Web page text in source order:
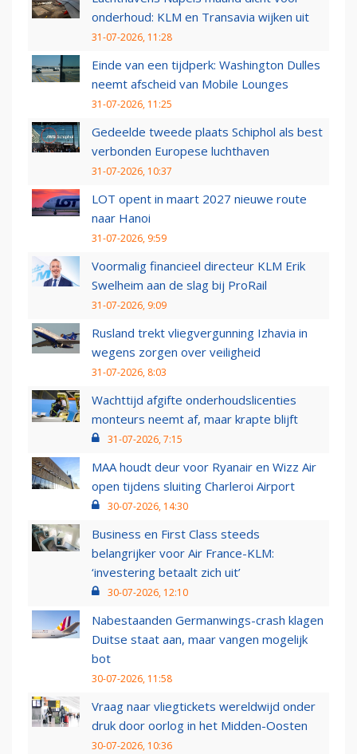
onderhoud: KLM en Transavia wijken uit
31-07-2026, 11:28
Einde van een tijdperk: Washington Dulles
neemt afscheid van Mobile Lounges
31-07-2026, 11:25
Gedeelde tweede plaats Schiphol als best
verbonden Europese luchthaven
31-07-2026, 10:37
LOT opent in maart 2027 nieuwe route
naar Hanoi
31-07-2026, 9:59
Voormalig financieel directeur KLM Erik
Swelheim aan de slag bij ProRail
31-07-2026, 9:09
Rusland trekt vliegvergunning Izhavia in
wegens zorgen over veiligheid
31-07-2026, 8:03
Wachttijd afgifte onderhoudslicenties
monteurs neemt af, maar krapte blijft
31-07-2026, 7:15
MAA houdt deur voor Ryanair en Wizz Air
open tijdens sluiting Charleroi Airport
30-07-2026, 14:30
Business en First Class steeds
belangrijker voor Air France-KLM:
‘investering betaalt zich uit’
30-07-2026, 12:10
Nabestaanden Germanwings-crash klagen
Duitse staat aan, maar vangen mogelijk
bot
30-07-2026, 11:58
Vraag naar vliegtickets wereldwijd onder
druk door oorlog in het Midden-Oosten
30-07-2026, 10:36